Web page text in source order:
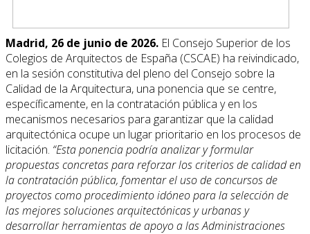
Madrid, 26 de junio de 2026. El Consejo Superior de los
Colegios de Arquitectos de España (CSCAE) ha reivindicado,
en la sesión constitutiva del pleno del Consejo sobre la
Calidad de la Arquitectura, una ponencia que se centre,
específicamente, en la contratación pública y en los
mecanismos necesarios para garantizar que la calidad
arquitectónica ocupe un lugar prioritario en los procesos de
licitación. “Esta ponencia podría analizar y formular
propuestas concretas para reforzar los criterios de calidad en
la contratación pública, fomentar el uso de concursos de
proyectos como procedimiento idóneo para la selección de
las mejores soluciones arquitectónicas y urbanas y
desarrollar herramientas de apoyo a las Administraciones